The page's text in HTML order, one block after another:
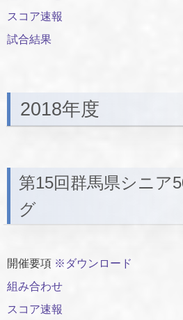
スコア速報
試合結果
2018年度
第15回群馬県シニア
グ
開催要項 ※ダウンロード
組み合わせ
スコア速報